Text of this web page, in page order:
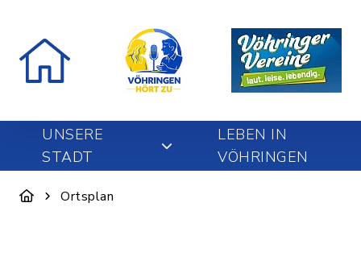
UNSERE
STADT
LEBEN IN
VÖHRINGEN
Ortsplan